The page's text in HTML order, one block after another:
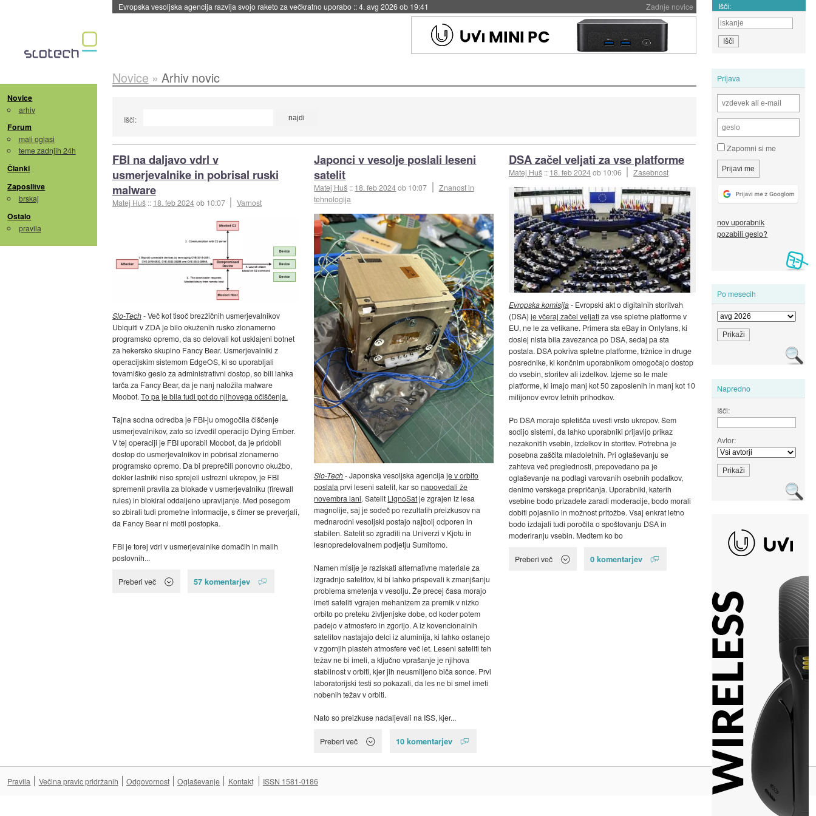
Zadnje novice
Evropska vesoljska agencija razvija svojo raketo za večkratno uporabo ::4. avg 2026 ob 19:41 Išči:
Novice
arhiv
Forum
mali oglasi
teme zadnjih 24h
Članki
Zaposlitve
brskaj
Ostalo
pravila
Prijava
Zapomni si me
nov uporabnik
pozabili geslo?
Po mesecih
Napredno
Išči:
Avtor:
Novice » Arhiv novic
Išči:
FBI na daljavo vdrl v
usmerjevalnike in pobrisal ruski
malware
Matej Huš :: 18. feb 2024ob 10:07 Varnost
Slo-Tech- Več kot tisoč brezžičnih usmerjevalnikov
Ubiquiti v ZDA je bilo okuženih rusko zlonamerno
programsko opremo, da so delovali kot usklajeni botnet
za hekersko skupino Fancy Bear. Usmerjevalniki z
operacijskim sistemom EdgeOS, ki so uporabljali
tovarniško geslo za administrativni dostop, so bili lahka
tarča za Fancy Bear, da je nanj naložila malware
Moobot. To pa je bila tudi pot do njihovega očiščenja.
Tajna sodna odredba je FBI-ju omogočila čiščenje
usmerjevalnikov, zato so izvedil operacijo Dying Ember.
V tej operaciji je FBI uporabil Moobot, da je pridobil
dostop do usmerjevalnikov in pobrisal zlonamerno
programsko opremo. Da bi preprečili ponovno okužbo,
dokler lastniki niso sprejeli ustrezni ukrepov, je FBI
spremenil pravila za blokade v usmerjevalniku (firewall
rules) in blokiral oddaljeno upravljanje. Med posegom
so zbirali tudi prometne informacije, s čimer se preverjali,
da Fancy Bear ni motil postopka.
FBI je torej vdrl v usmerjevalnike domačih in malih
poslovnih...
Preberi več 57 komentarjev
Japonci v vesolje poslali leseni
satelit
Matej Huš :: 18. feb 2024ob 10:07
Znanost in
tehnologija
Slo-Tech- Japonska vesoljska agencijaje v orbito
poslala prvi leseni satelit, kar sonapovedali že
novembra lani. Satelit LignoSatje zgrajen iz lesa
magnolije, saj je sodeč po rezultatih preizkusov na
mednarodni vesoljski postajo najbolj odporen in
stabilen. Satelit so zgradili na Univerzi v Kjotu in
lesnopredelovalnem podjetju Sumitomo.
Namen misije je raziskati alternativne materiale za
izgradnjo satelitov, ki bi lahko prispevali k zmanjšanju
problema smetenja v vesolju. Že precej časa morajo
imeti sateliti vgrajen mehanizem za premik v nizko
orbito po preteku življenjske dobe, od koder potem
padejo v atmosfero in zgorijo. A iz kovencionalnih
satelitov nastajajo delci iz aluminija, ki lahko ostanejo
v zgornjih plasteh atmosfere več let. Leseni sateliti teh
težav ne bi imeli, a ključno vprašanje je njihova
stabilnost v orbiti, kjer jih neusmiljeno biča sonce. Prvi
laboratorijski testi so pokazali, da les ne bi smel imeti
nobenih težav v orbiti.
Nato so preizkuse nadaljevali na ISS, kjer...
Preberi več 10 komentarjev
DSA začel veljati za vse platforme
Matej Huš :: 18. feb 2024ob 10:06 Zasebnost
Evropska komisija- Evropski akt o digitalnih storitvah
(DSA) je včeraj začel veljati za vse spletne platforme v
EU, ne le za velikane. Primera sta eBay in Onlyfans, ki
doslej nista bila zavezanca po DSA, sedaj pa sta
postala. DSA pokriva spletne platforme, tržnice in druge
posrednike, ki končnim uporabnikom omogočajo dostop
do vsebin, storitev ali izdelkov. Izjeme so le male
platforme, ki imajo manj kot 50 zaposlenih in manj kot 10
milijonov evrov letnih prihodkov.
Po DSA morajo spletišča uvesti vrsto ukrepov. Sem
sodijo sistemi, da lahko uporabniki prijavijo prikaz
nezakonitih vsebin, izdelkov in storitev. Potrebna je
posebna zaščita mladoletnih. Pri oglaševanju se
zahteva več preglednosti, prepovedano pa je
oglaševanje na podlagi varovanih osebnih podatkov,
denimo verskega prepričanja. Uporabniki, katerih
vsebine bodo prizadete zaradi moderacije, bodo morali
dobiti pojasnilo in možnost pritožbe. Vsaj enkrat letno
bodo izdajali tudi poročila o spoštovanju DSA in
moderiranju vsebin. Medtem ko bo
Preberi več 0 komentarjev
Pravila Večina pravic pridržanih Odgovornost Oglaševanje Kontakt ISSN 1581-0186